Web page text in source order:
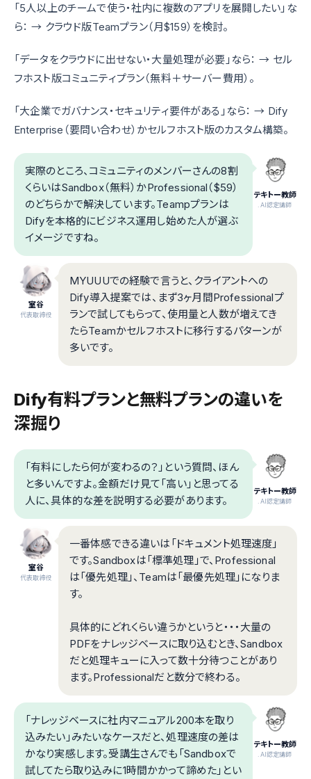
「5人以上のチームで使う・社内に複数のアプリを展開したい」な
ら： → クラウド版Teamプラン（月$159）を検討。
「データをクラウドに出せない・大量処理が必要」なら： → セル
フホスト版コミュニティプラン（無料＋サーバー費用）。
「大企業でガバナンス・セキュリティ要件がある」なら： → Dify
Enterprise（要問い合わせ）かセルフホスト版のカスタム構築。
テキトー教師
.AI認定講師
実際のところ、コミュニティのメンバーさんの8割
くらいはSandbox（無料）かProfessional（$59）
のどちらかで解決しています。Teampプランは
Difyを本格的にビジネス運用し始めた人が選ぶ
イメージですね。
室谷
代表取締役
MYUUUでの経験で言うと、クライアントへの
Dify導入提案では、まず3ヶ月間Professionalプ
ランで試してもらって、使用量と人数が増えてき
たらTeamかセルフホストに移行するパターンが
多いです。
Dify有料プランと無料プランの違いを
深掘り
テキトー教師
.AI認定講師
「有料にしたら何が変わるの？」という質問、ほん
と多いんですよ。金額だけ見て「高い」と思ってる
人に、具体的な差を説明する必要があります。
室谷
代表取締役
一番体感できる違いは「ドキュメント処理速度」
です。Sandboxは「標準処理」で、Professional
は「優先処理」、Teamは「最優先処理」になりま
す。
具体的にどれくらい違うかというと・・・大量の
PDFをナレッジベースに取り込むとき、Sandbox
だと処理キューに入って数十分待つことがあり
ます。Professionalだと数分で終わる。
テキトー教師
.AI認定講師
「ナレッジベースに社内マニュアル200本を取り
込みたい」みたいなケースだと、処理速度の差は
かなり実感します。受講生さんでも「Sandboxで
試してたら取り込みに1時間かかって諦めた」とい